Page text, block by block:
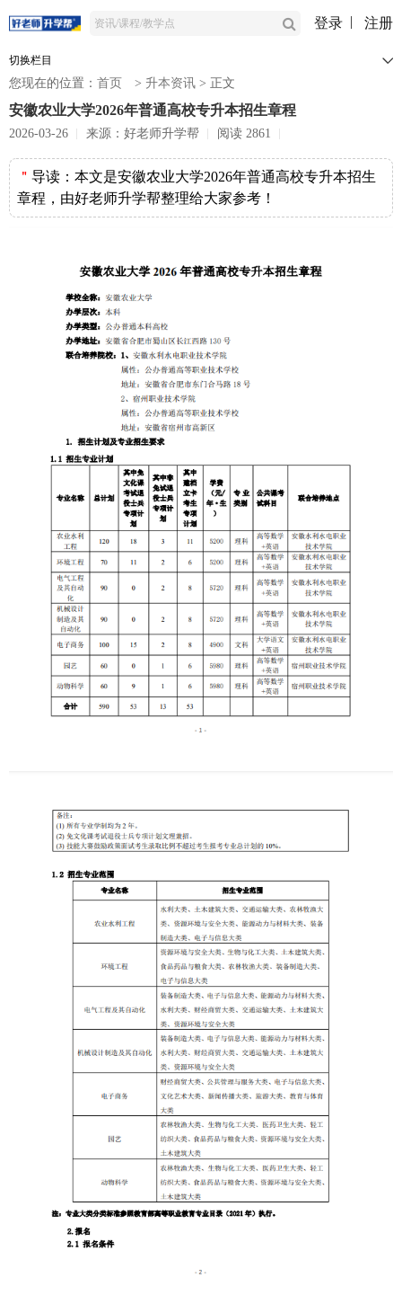
登录 注册
切换栏目
您现在的位置： 首页 > 升本资讯 > 正文
安徽农业大学2026年普通高校专升本招生章程
2026-03-26 来源：好老师升学帮 阅读 2861
＂ 导读： 本文是安徽农业大学2026年普通高校专升本招生
章程，由好老师升学帮整理给大家参考！